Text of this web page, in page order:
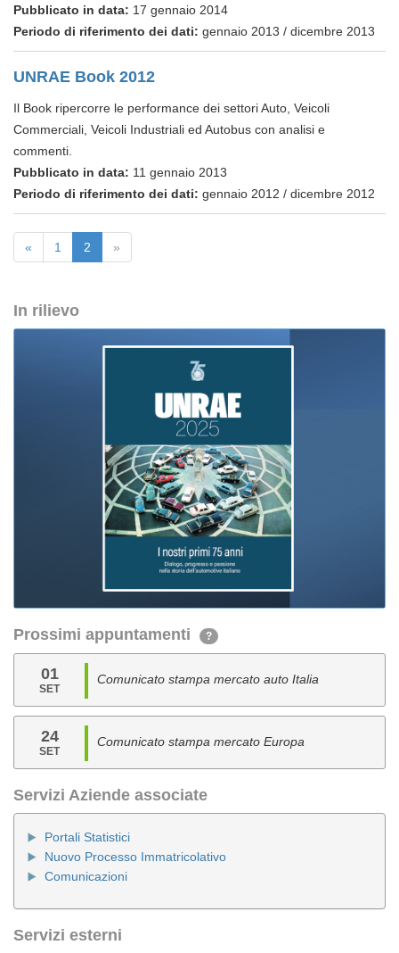
Pubblicato in data: 17 gennaio 2014
Periodo di riferimento dei dati: gennaio 2013 / dicembre 2013
UNRAE Book 2012
Il Book ripercorre le performance dei settori Auto, Veicoli
Commerciali, Veicoli Industriali ed Autobus con analisi e
commenti.
Pubblicato in data: 11 gennaio 2013
Periodo di riferimento dei dati: gennaio 2012 / dicembre 2012
« 1 2 »
In rilievo
Prossimi appuntamenti ?
01
SET
Comunicato stampa mercato auto Italia
24
SET
Comunicato stampa mercato Europa
Servizi Aziende associate
Portali Statistici
Nuovo Processo Immatricolativo
Comunicazioni
Servizi esterni